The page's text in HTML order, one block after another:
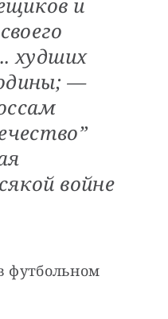
худших
—
войне
футбольном